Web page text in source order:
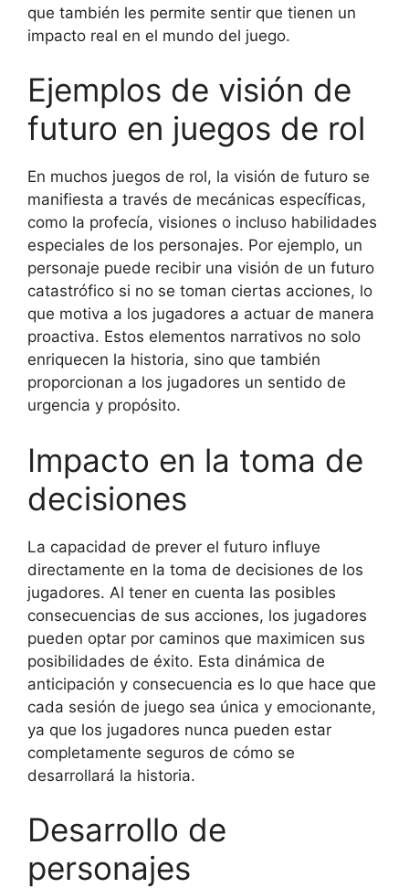
que también les permite sentir que tienen un
impacto real en el mundo del juego.
Ejemplos de visión de
futuro en juegos de rol
En muchos juegos de rol, la visión de futuro se
manifiesta a través de mecánicas específicas,
como la profecía, visiones o incluso habilidades
especiales de los personajes. Por ejemplo, un
personaje puede recibir una visión de un futuro
catastrófico si no se toman ciertas acciones, lo
que motiva a los jugadores a actuar de manera
proactiva. Estos elementos narrativos no solo
enriquecen la historia, sino que también
proporcionan a los jugadores un sentido de
urgencia y propósito.
Impacto en la toma de
decisiones
La capacidad de prever el futuro influye
directamente en la toma de decisiones de los
jugadores. Al tener en cuenta las posibles
consecuencias de sus acciones, los jugadores
pueden optar por caminos que maximicen sus
posibilidades de éxito. Esta dinámica de
anticipación y consecuencia es lo que hace que
cada sesión de juego sea única y emocionante,
ya que los jugadores nunca pueden estar
completamente seguros de cómo se
desarrollará la historia.
Desarrollo de
personajes